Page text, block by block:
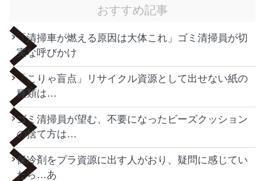
おすすめ記事
「清掃車が燃える原因は大体これ」ゴミ清掃員が切
実な呼びかけ
「こりゃ盲点」リサイクル資源として出せない紙の
種類は…
ゴミ清掃員が望む、不要になったビーズクッション
の捨て方は…
保冷剤をプラ資源に出す人がおり、疑問に感じてい
たら…あ